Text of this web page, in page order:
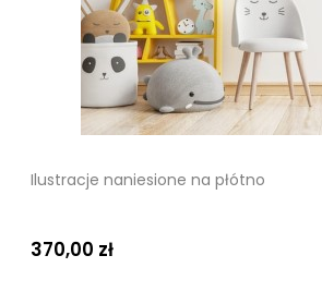
Ilustracje naniesione na płótno
370,00 zł